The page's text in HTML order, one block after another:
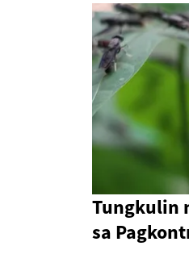
Tungkulin
sa